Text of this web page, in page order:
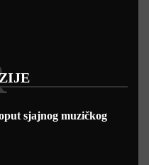
sjajnog muzičkog